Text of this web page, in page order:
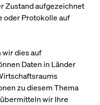
Zustand aufgezeichnet
oder Protokolle auf
dies auf
Daten in Länder
zu diesem Thema
wir Ihre